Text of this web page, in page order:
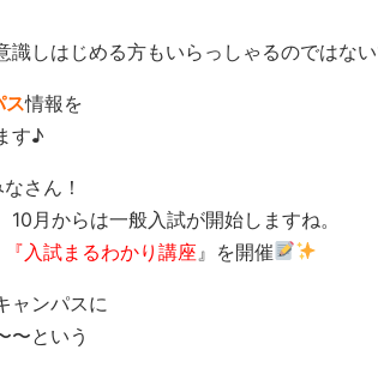
識しはじめる方もいらっしゃるのではな
ス情報を
す♪
さん！
月からは一般入試が開始しますね。
『入試まるわかり講座 』を開催
ャンパスに
〜という